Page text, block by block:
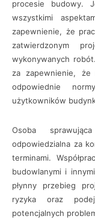
procesie budowy.
wszystkimi
zapewnienie, że
zatwierdzonym
wykonywanych
za zapewnienie, że
odpowiednie
użytkowników
Osoba
odpowiedzialna za
terminami.
budowlanymi i
płynny przebieg
ryzyka oraz
potencjalnych